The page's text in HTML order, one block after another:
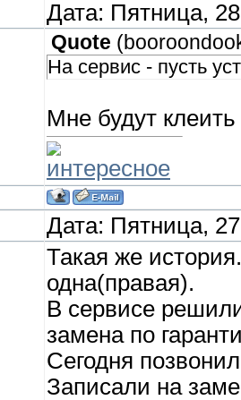
Дата: Пятница,
Quote (
На сервис - пусть
Мне будут
интересное
Дата: Пятница,
Такая же
одна(правая).
В сервисе
замена по
Сегодня
Записали на